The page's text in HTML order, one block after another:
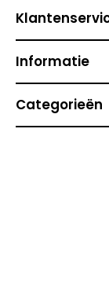
Informatie
Categorieën